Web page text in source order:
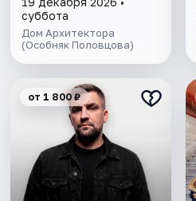
суббота
Дом Архитектора
(Особняк Половцова)
от 1 800 ₽